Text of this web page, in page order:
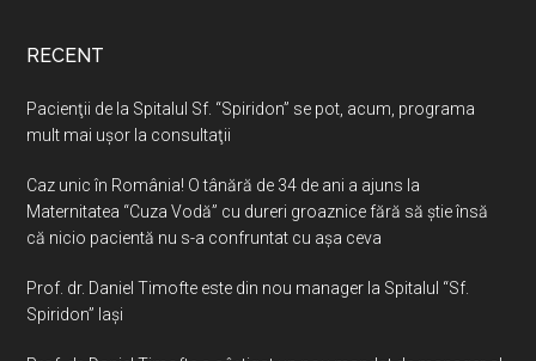
RECENT
Pacienţii de la Spitalul Sf. “Spiridon” se pot, acum, programa
mult mai uşor la consultaţii
Caz unic în România! O tânără de 34 de ani a ajuns la
Maternitatea “Cuza Vodă” cu dureri groaznice fără să ştie însă
că nicio pacientă nu s-a confruntat cu așa ceva
Prof. dr. Daniel Timofte este din nou manager la Spitalul “Sf.
Spiridon” Iaşi